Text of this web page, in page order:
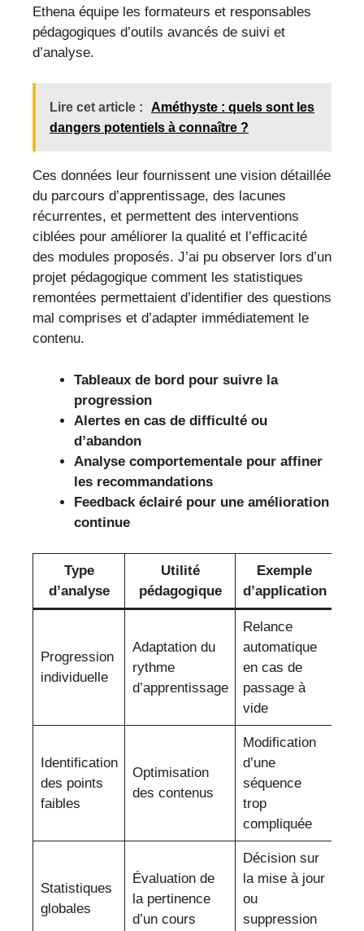
Ethena équipe les formateurs et responsables
pédagogiques d’outils avancés de suivi et
d’analyse.
Lire cet article :
Améthyste : quels sont les
dangers potentiels à connaître ?
Ces données leur fournissent une vision détaillée
du parcours d’apprentissage, des lacunes
récurrentes, et permettent des interventions
ciblées pour améliorer la qualité et l’efficacité
des modules proposés. J’ai pu observer lors d’un
projet pédagogique comment les statistiques
remontées permettaient d’identifier des questions
mal comprises et d’adapter immédiatement le
contenu.
Tableaux de bord pour suivre la
progression
Alertes en cas de difficulté ou
d’abandon
Analyse comportementale pour affiner
les recommandations
Feedback éclairé pour une amélioration
continue
Type
d’analyse
Utilité
pédagogique
Exemple
d’application
Progression
individuelle
Adaptation du
rythme
d’apprentissage
Relance
automatique
en cas de
passage à
vide
Identification
des points
faibles
Optimisation
des contenus
Modification
d’une
séquence
trop
compliquée
Statistiques
globales
Évaluation de
la pertinence
d’un cours
Décision sur
la mise à jour
ou
suppression